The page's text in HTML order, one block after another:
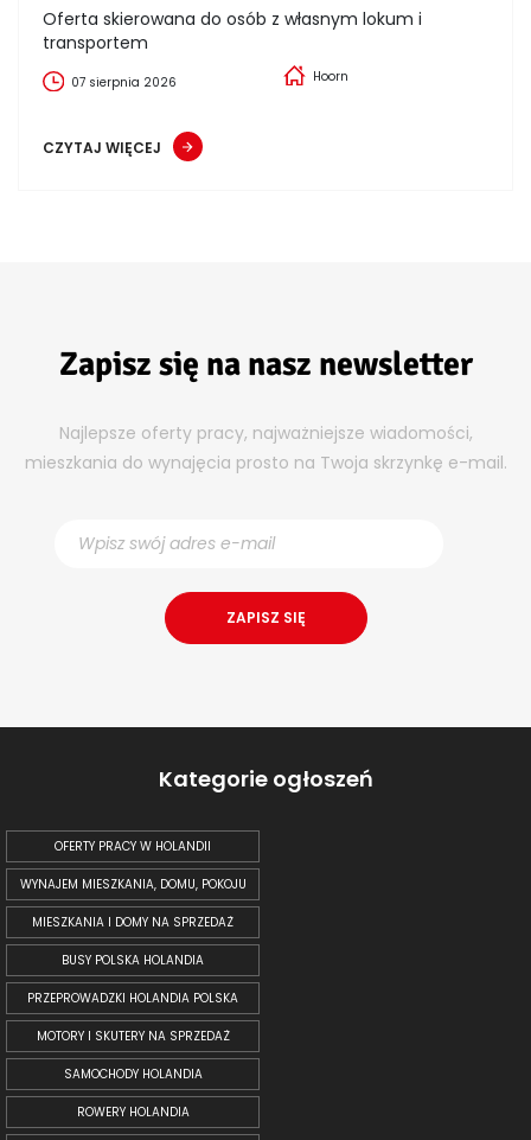
Oferta skierowana do osób z własnym lokum i
transportem
07 sierpnia 2026 Hoorn
CZYTAJ WIĘCEJ
Zapisz się na nasz newsletter
Najlepsze oferty pracy, najważniejsze wiadomości,
mieszkania do wynajęcia prosto na Twoja skrzynkę e-mail.
Kategorie ogłoszeń
OFERTY PRACY W HOLANDII
WYNAJEM MIESZKANIA, DOMU, POKOJU
MIESZKANIA I DOMY NA SPRZEDAŻ
BUSY POLSKA HOLANDIA
PRZEPROWADZKI HOLANDIA POLSKA
MOTORY I SKUTERY NA SPRZEDAŻ
SAMOCHODY HOLANDIA
ROWERY HOLANDIA